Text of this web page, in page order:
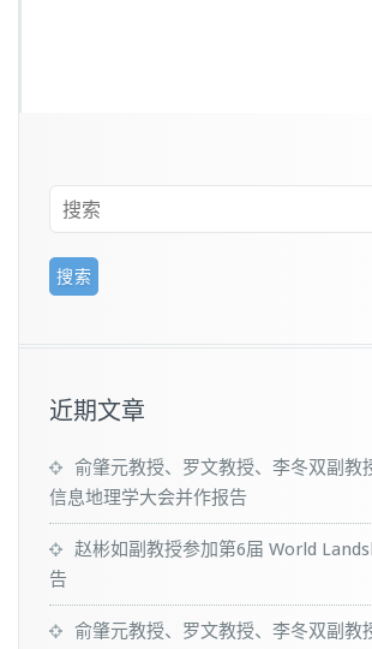
近期文章
俞肇元教授、罗文教授、李冬双副教
信息地理学大会并作报告
赵彬如副教授参加第6届 World
告
俞肇元教授、罗文教授、李冬双副教